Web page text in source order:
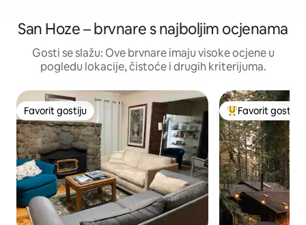
San Hoze – brvnare s najboljim ocjenama
Gosti se slažu: Ove brvnare imaju visoke ocjene u
pogledu lokacije, čistoće i drugih kriterijuma.
Favorit gostiju
Favorit gostiju Glavni favorit
Favorit gostiju